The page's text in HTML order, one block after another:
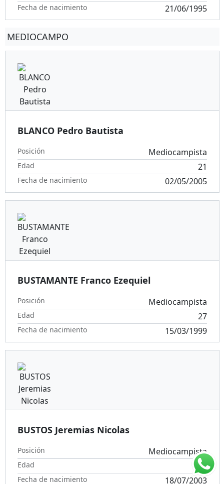
Fecha de nacimiento 21/06/1995
MEDIOCAMPO
BLANCO Pedro Bautista
Posición Mediocampista
Edad 21
Fecha de nacimiento 02/05/2005
BUSTAMANTE Franco Ezequiel
Posición Mediocampista
Edad 27
Fecha de nacimiento 15/03/1999
BUSTOS Jeremias Nicolas
Posición Mediocampista
Edad 23
Fecha de nacimiento 18/07/2003